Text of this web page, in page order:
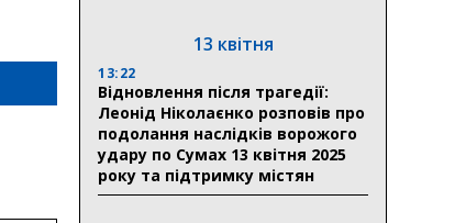
13 квітня
13:22
Відновлення після трагедії:
Леонід Ніколаєнко розповів про
подолання наслідків ворожого
удару по Сумах 13 квітня 2025
року та підтримку містян